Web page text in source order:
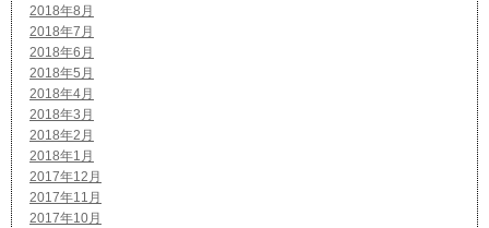
2018年8月
2018年7月
2018年6月
2018年5月
2018年4月
2018年3月
2018年2月
2018年1月
2017年12月
2017年11月
2017年10月